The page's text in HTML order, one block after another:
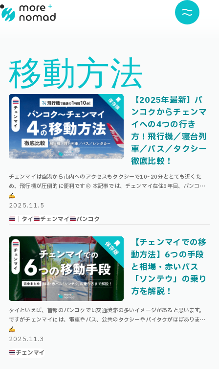
移動方法
【2025年最新】バ
ンコクからチェンマ
イへの4つの行き
方！飛行機／寝台列
車／バス／タクシー
徹底比較！
チェンマイは空港から市内へのアクセスもタクシーで10~20分ととても近くた
め、飛行機が圧倒的に便利です◎ 本記事では、チェンマイ在住5年目、バンコク
との行き来に慣れている筆者が、他の手段と徹底比較しながら解説して参ります
…
2025.11.5
｜タイ
チェンマイ バンコク
【チェンマイでの移
動方法】6つの手段
と相場・赤いバス
「ソンテウ」の乗り
方を解説！
タイといえば、首都のバンコクでは交通渋滞の多いイメージがあると思います。
ですがチェンマイには、電車やバス、公共のタクシーやバイタクがほぼありませ
ん。 チェンマイで移動する際は、配車アプリや、「ソンテウ」という赤バスを活
…
2025.11.3
チェンマイ